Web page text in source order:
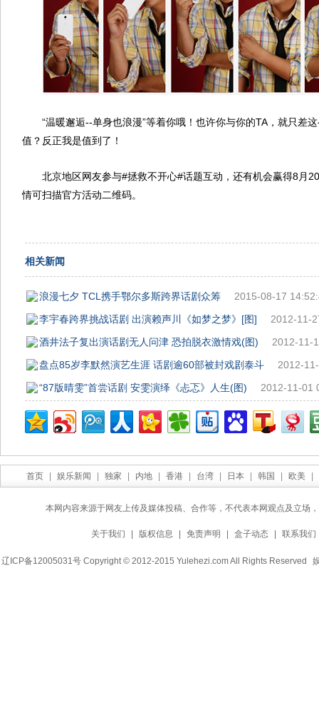
“温暖邂逅--单身也浪漫”等着你哦！也许你与你的TA，就只差
值？反正我是值到了！
北京地区网友参与#拯救不开心#话题互动，还有机会赢得8月
情可扫描官方活动二维码。
相关新闻
浪漫七夕 TCL携手鄂尔多斯跨界话剧众筹
2015-08-17
李宇春跨界挑战话剧 出演赖声川《如梦之梦》[图]
2012-11-
酒井法子复出演话剧无人问津 恐拍脱衣激情戏(图)
2012-11-
盘点85岁李默然演艺生涯 话剧逾60部被封戏剧泰斗
2012-
“87版晴雯”首尝话剧 安雯演绎《忐忑》人生(图)
2012-11-01
首页 娱乐新闻 独家 内地 香港 台湾 日本 韩国 欧美
本网内容来源于网友上传及媒体投稿、合作等，不代表本网观点及立场
关于我们 版权信息 免责声明 盒子动态 联系我们
辽ICP备12005031号 Copyright © 2012-2015 Yulehezi.com All Rights Reserved